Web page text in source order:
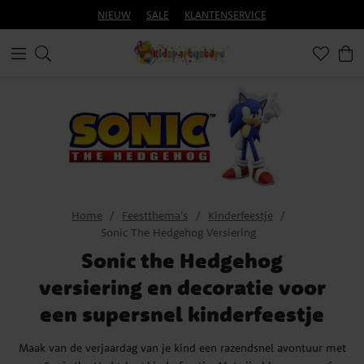
NIEUW SALE KLANTENSERVICE
Home Feestthema's
Kinderfeestje
Sonic The Hedgehog Versiering
Sonic the Hedgehog
versiering en decoratie voor
een supersnel kinderfeestje
Maak van de verjaardag van je kind een razendsnel avontuur met